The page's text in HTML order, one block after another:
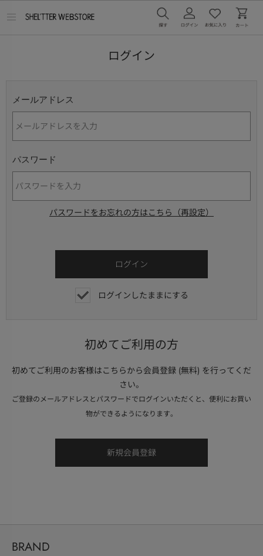
ログイン
メールアドレス
パスワード
パスワードをお忘れの方はこちら（再設定）
ログインしたままにする
初めてご利用の方
初めてご利用のお客様はこちらから会員登録 (無料) を行ってくだ
さい。
ご登録のメールアドレスとパスワードでログインいただくと、便利にお買い
物ができるようになります。
BRAND